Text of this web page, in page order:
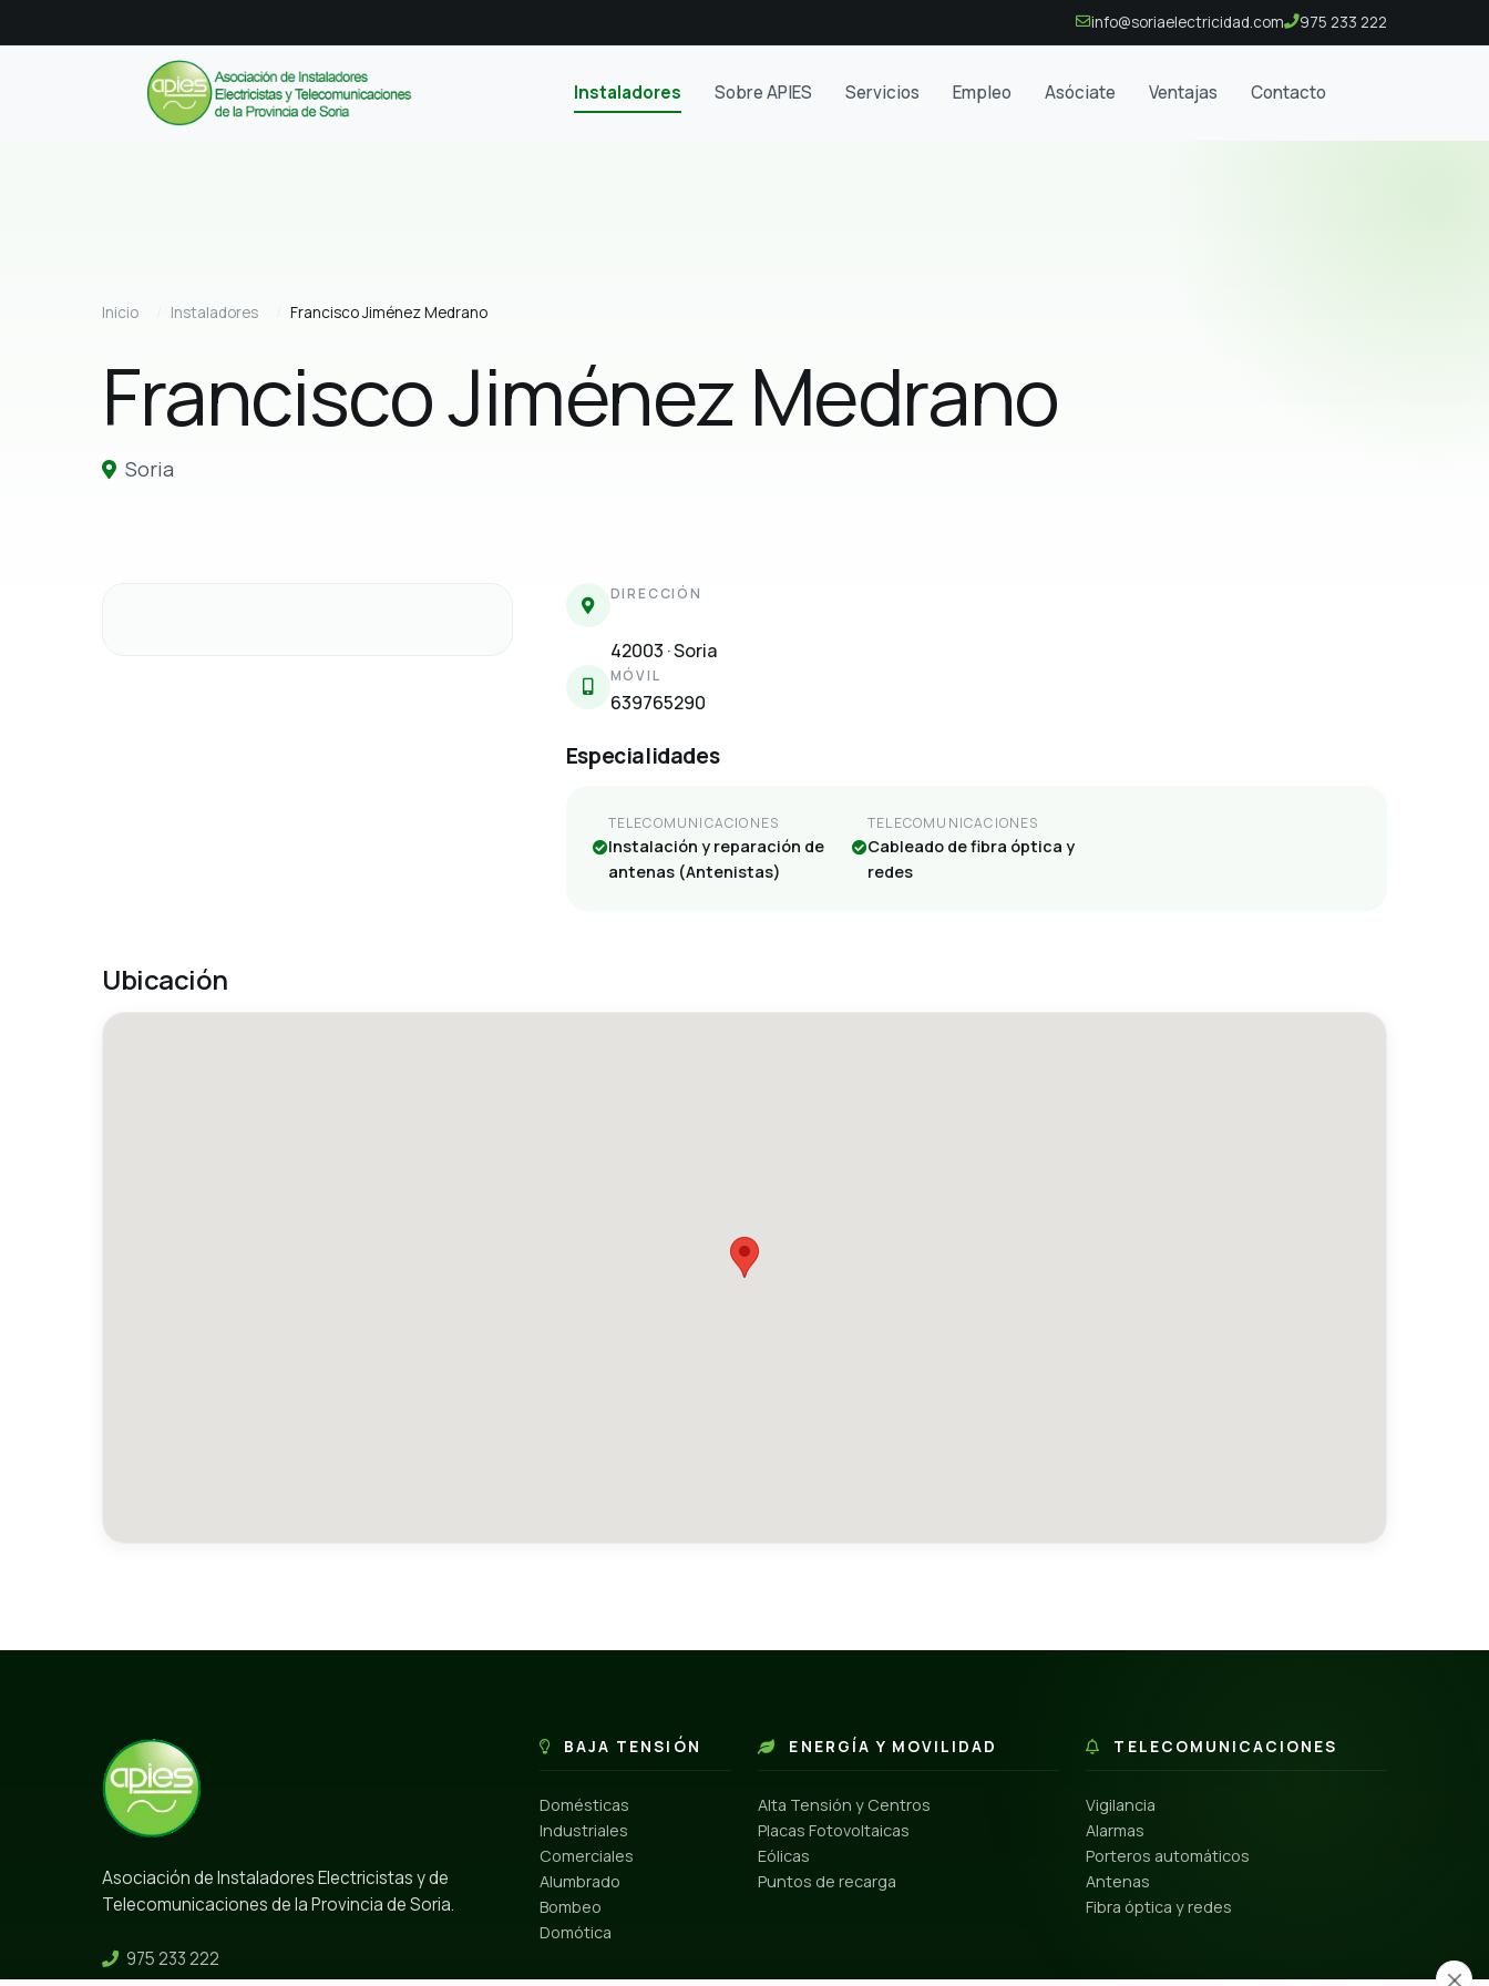
info@soriaelectricidad.com 975 233 222
Instaladores Sobre APIES Servicios Empleo Asóciate Ventajas Contacto
Inicio Instaladores Francisco Jiménez Medrano
Francisco Jiménez Medrano
Soria
DIRECCIÓN
42003 · Soria
MÓVIL
639765290
Especialidades
TELECOMUNICACIONES
Instalación y reparación de
antenas (Antenistas)
TELECOMUNICACIONES
Cableado de fibra óptica y
redes
Ubicación
Asociación de Instaladores Electricistas y de
Telecomunicaciones de la Provincia de Soria.
975 233 222
BAJA TENSIÓN
Domésticas
Industriales
Comerciales
Alumbrado
Bombeo
Domótica
ENERGÍA Y MOVILIDAD
Alta Tensión y Centros
Placas Fotovoltaicas
Eólicas
Puntos de recarga
TELECOMUNICACIONES
Vigilancia
Alarmas
Porteros automáticos
Antenas
Fibra óptica y redes